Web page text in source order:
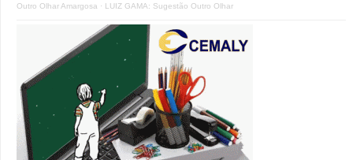
Outro Olhar Amargosa · LUIZ GAMA: Sugestão Outro Olhar